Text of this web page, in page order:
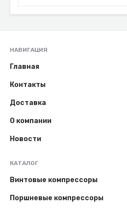
НАВИГАЦИЯ
Главная
Контакты
Доставка
О компании
Новости
КАТАЛОГ
Винтовые компрессоры
Поршневые компрессоры